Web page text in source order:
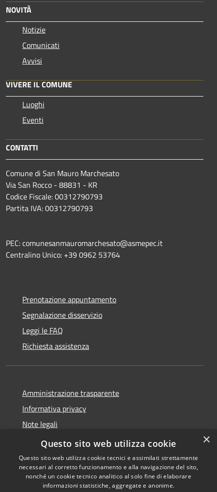
NOVITÀ
Notizie
Comunicati
Avvisi
VIVERE IL COMUNE
Luoghi
Eventi
CONTATTI
Comune di San Mauro Marchesato
Via San Rocco - 88831 - KR
Codice Fiscale: 00312790793
Partita IVA: 00312790793
PEC: comunesanmauromarchesato@asmepec.it
Centralino Unico: +39 0962 53764
Prenotazione appuntamento
Segnalazione disservizio
Leggi le FAQ
Richiesta assistenza
Amministrazione trasparente
Informativa privacy
Note legali
Dichiarazione di accessibilità
Copyright © 2026 • Comune di
×
Questo sito web utilizza cookie
Questo sito web utilizza cookie tecnici e assimilati strettamente
necessari al corretto funzionamento e alla navigazione del sito,
nonché un cookie tecnico analitico al solo fine di elaborare
informazioni statistiche, aggregate e anonime.